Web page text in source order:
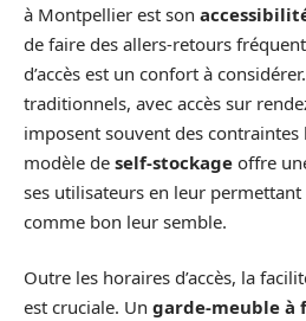
à Montpellier est son
de faire des allers-retours
d’accès est un confort à
traditionnels, avec accès sur
imposent souvent des contraintes
modèle de self-stockage offre
ses utilisateurs en leur
comme bon leur semble.
Outre les horaires d’accès, la
est cruciale. Un garde-meuble à